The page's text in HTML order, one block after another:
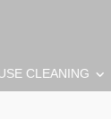
CLEANING keyboard_arrow_down